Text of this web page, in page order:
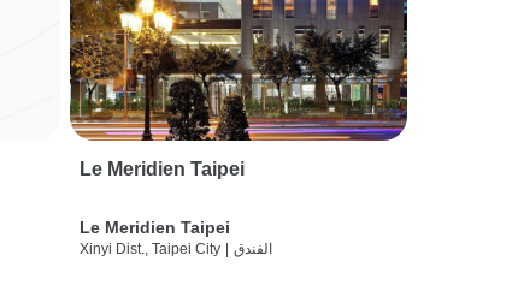
Le Meridien Taipei
Le Meridien Taipei
Xinyi Dist., Taipei City | الفندق